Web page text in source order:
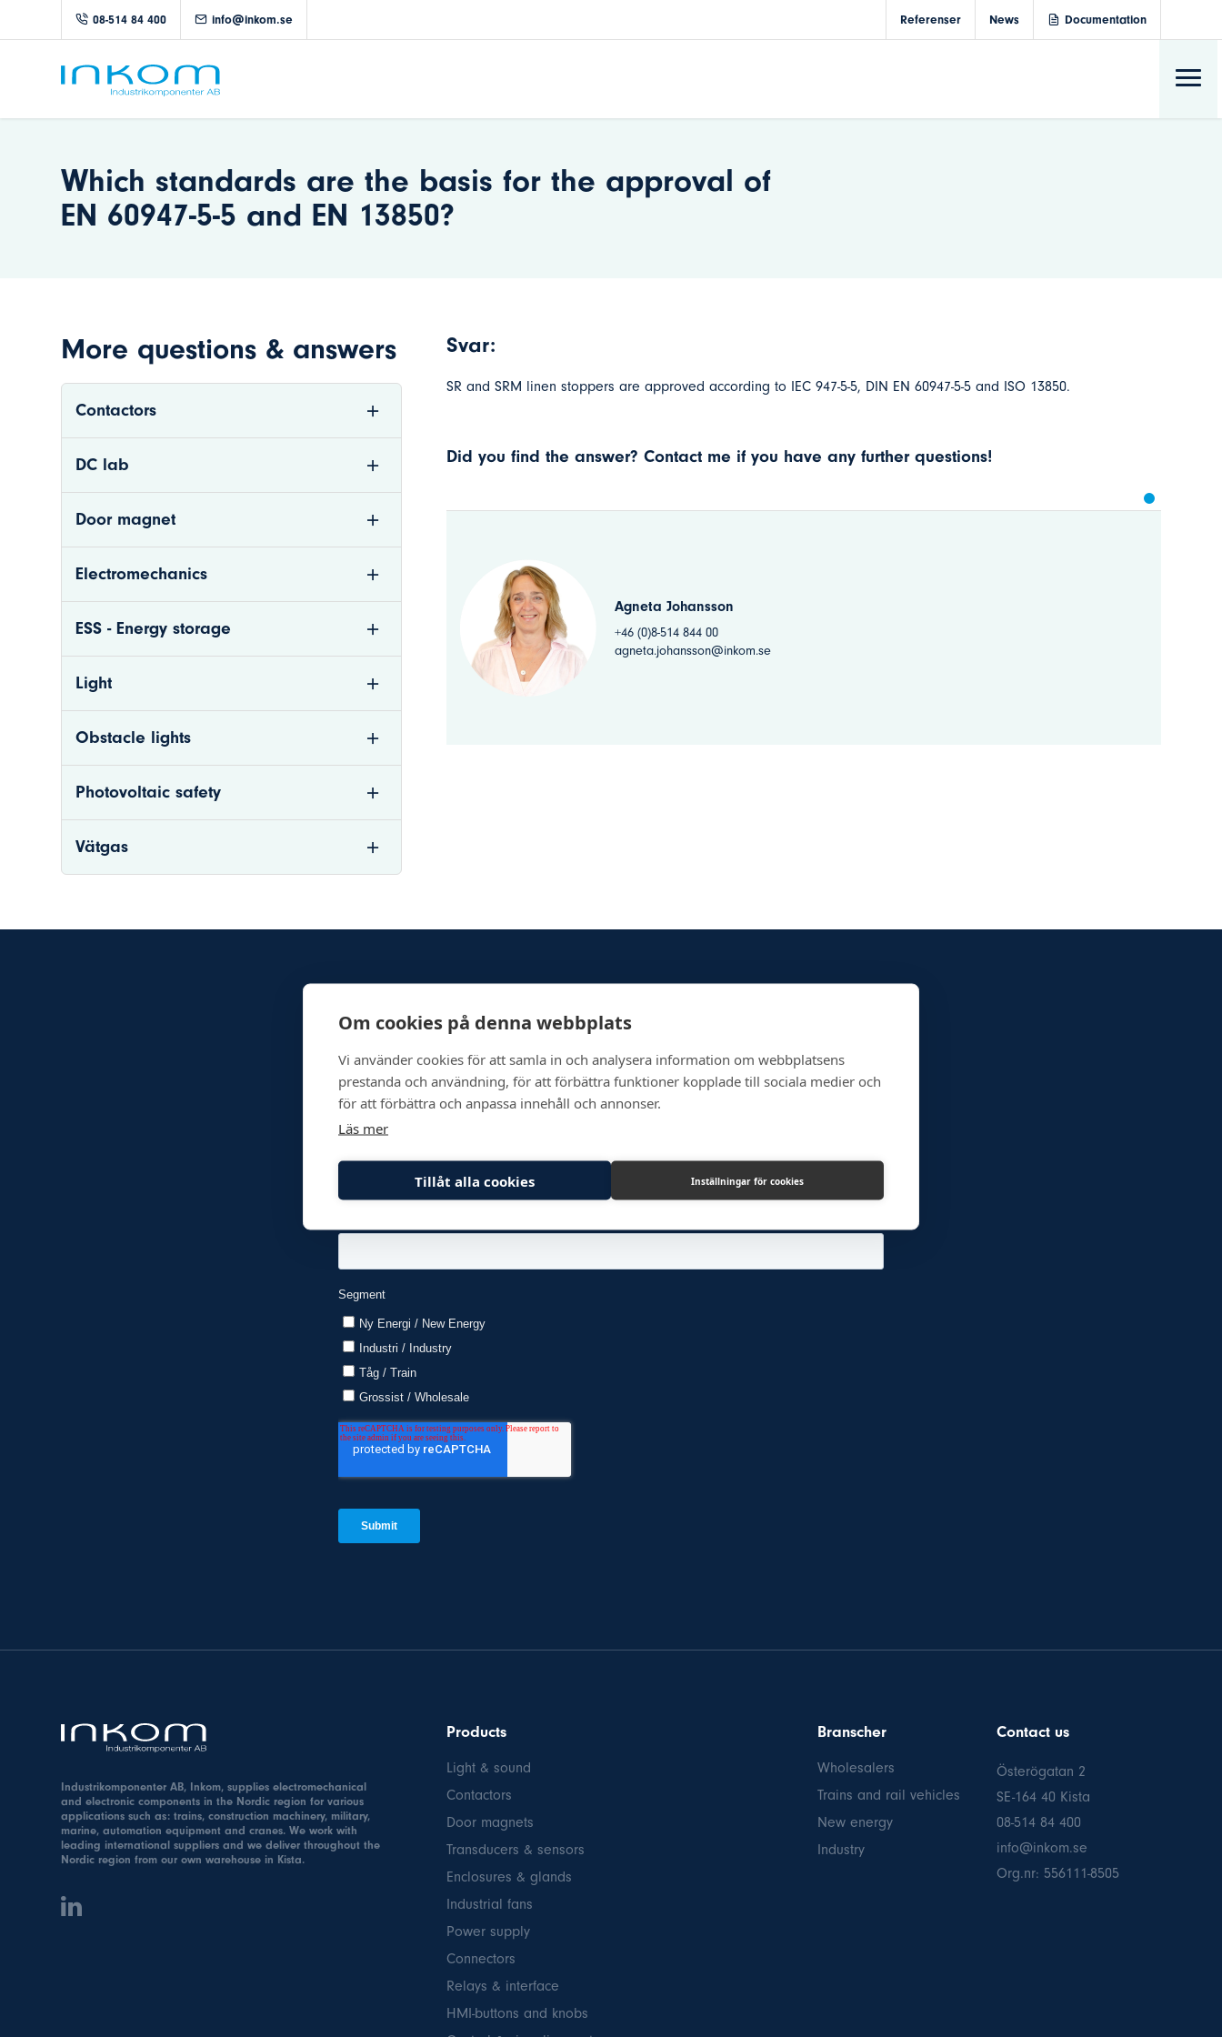
08-514 84 400 info@inkom.se Referenser News Documentation
Which standards are the basis for the approval of
EN 60947-5-5 and EN 13850?
Svar:
SR and SRM linen stoppers are approved according to IEC 947-5-5, DIN EN 60947-5-5 and ISO 13850.
Did you find the answer? Contact me if you have any further questions!
Agneta Johansson
+46 (0)8-514 844 00
agneta.johansson@inkom.se
More questions & answers
Contactors
DC lab
Door magnet
Electromechanics
ESS - Energy storage
Light
Obstacle lights
Photovoltaic safety
Vätgas
Newsletter
Industrikomponenter AB, Inkom, supplies electromechanical
and electronic components in the Nordic region for various
applications such as: trains, construction machinery, military,
marine, automation equipment and cranes. We work with
leading international suppliers and we deliver throughout the
Nordic region from our own warehouse in Kista.
Products
Light & sound
Contactors
Door magnets
Transducers & sensors
Enclosures & glands
Industrial fans
Power supply
Connectors
Relays & interface
HMI-buttons and knobs
Branscher
Wholesalers
Trains and rail vehicles
New energy
Industry
Contact us
Österögatan 2
SE-164 40 Kista
08-514 84 400
info@inkom.se
Org.nr: 556111-8505
Om cookies på denna webbplats
Vi använder cookies för att samla in och analysera information om webbplatsens
prestanda och användning, för att förbättra funktioner kopplade till sociala medier och
för att förbättra och anpassa innehåll och annonser.
Läs mer
Tillåt alla cookies Inställningar för cookies